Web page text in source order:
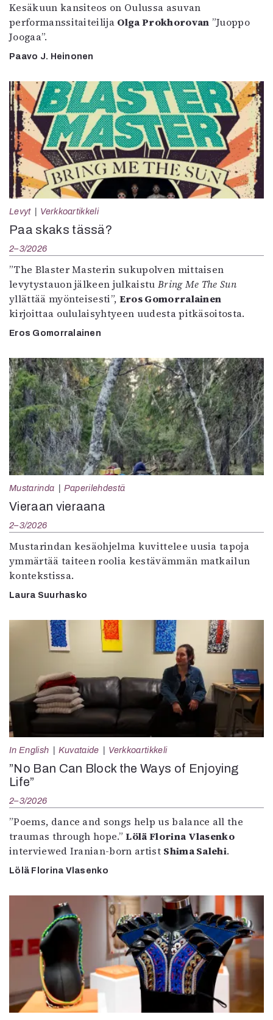
Kesäkuun kansiteos on Oulussa asuvan
performanssitaiteilija Olga Prokhorovan ”Juoppo
Joogaa”.
Paavo J. Heinonen
Levyt Verkkoartikkeli
Paa skaks tässä?
2–3/2026
”The Blaster Masterin sukupolven mittaisen
levytystauon jälkeen julkaistu Bring Me The Sun
yllättää myönteisesti”, Eros Gomorralainen
kirjoittaa oululaisyhtyeen uudesta pitkäsoitosta.
Eros Gomorralainen
Mustarinda Paperilehdestä
Vieraan vieraana
2–3/2026
Mustarindan kesäohjelma kuvittelee uusia tapoja
ymmärtää taiteen roolia kestävämmän matkailun
kontekstissa.
Laura Suurhasko
In English Kuvataide Verkkoartikkeli
”No Ban Can Block the Ways of Enjoying
Life”
2–3/2026
”Poems, dance and songs help us balance all the
traumas through hope.”Lölä Florina Vlasenko
interviewed Iranian-born artist Shima Salehi.
Lölä Florina Vlasenko